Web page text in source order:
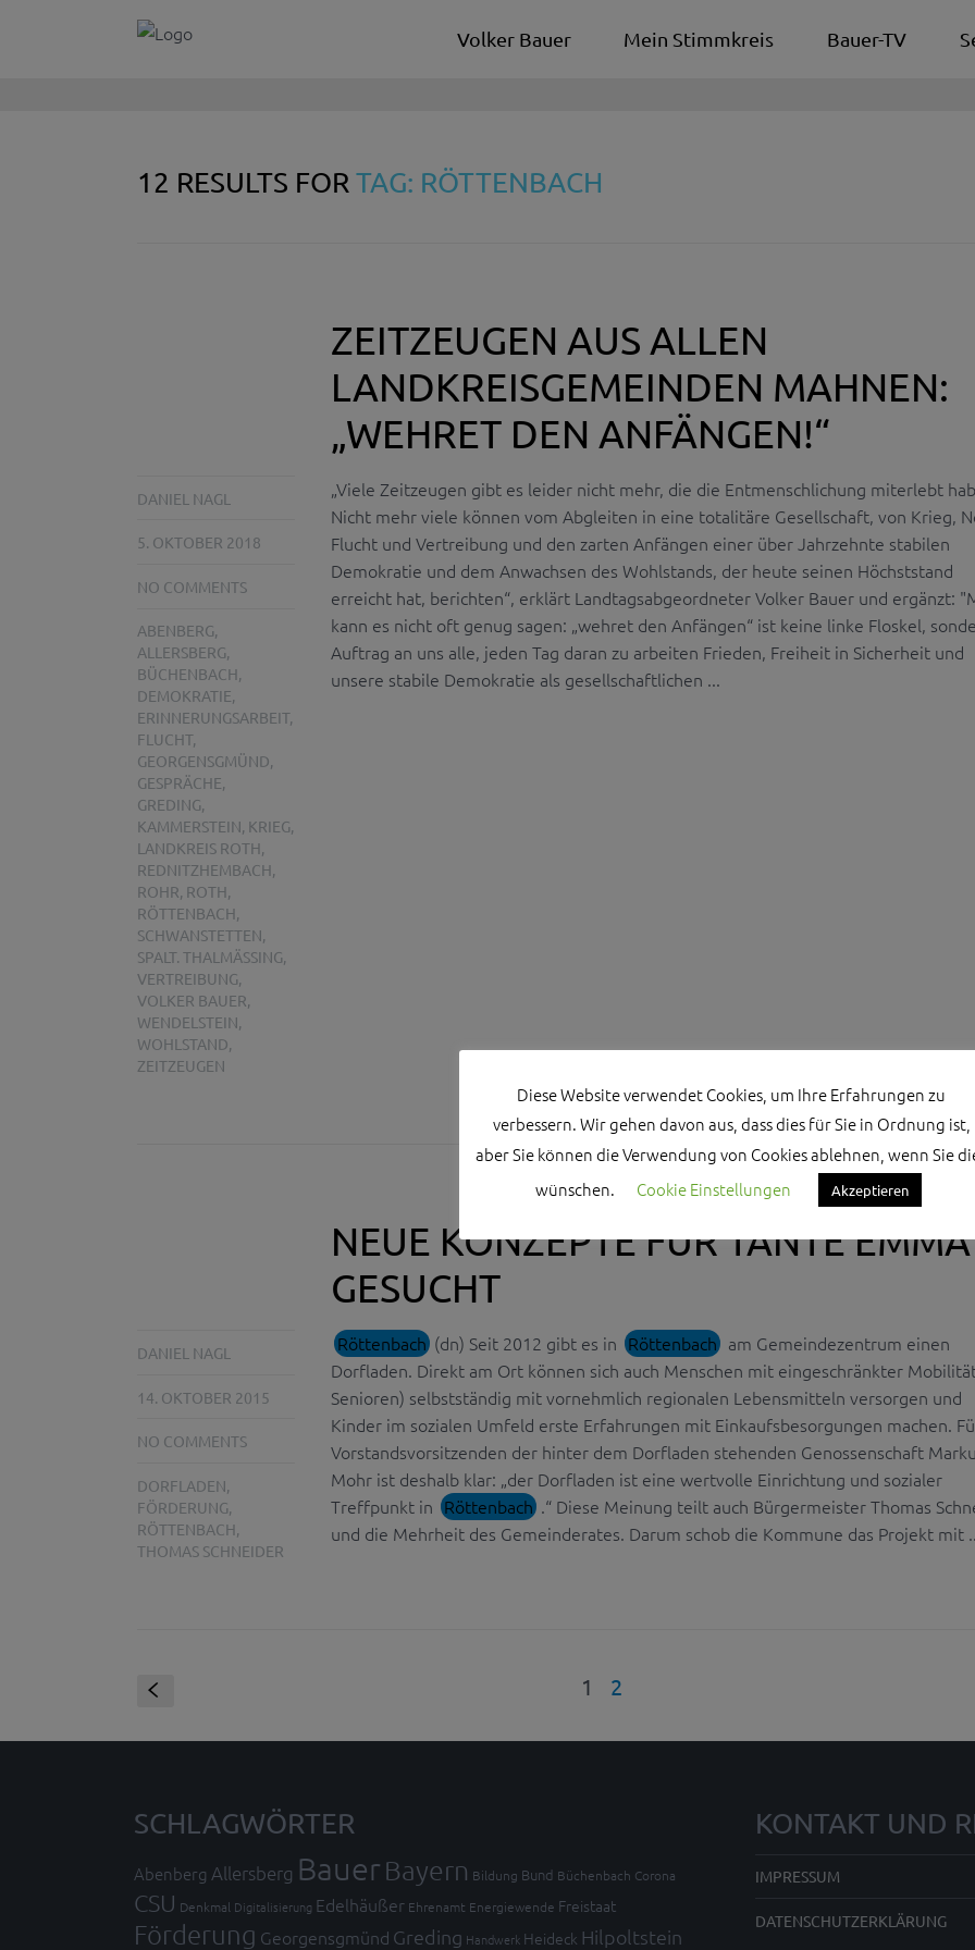
Volker Bauer Mein Stimmkreis Bauer-TV
12 RESULTS FOR TAG: RÖTTENBACH
ZEITZEUGEN AUS ALLEN
LANDKREISGEMEINDEN MAHNEN:
„WEHRET DEN ANFÄNGEN!“
DANIEL NAGL
5. OKTOBER 2018
NO COMMENTS
ABENBERG,
ALLERSBERG,
BÜCHENBACH,
DEMOKRATIE,
ERINNERUNGSARBEIT,
FLUCHT,
GEORGENSGMÜND,
GESPRÄCHE,
GREDING,
KAMMERSTEIN, KRIEG,
LANDKREIS ROTH,
REDNITZHEMBACH,
ROHR, ROTH,
RÖTTENBACH,
SCHWANSTETTEN,
SPALT. THALMÄSSING,
VERTREIBUNG,
VOLKER BAUER,
WENDELSTEIN,
WOHLSTAND,
ZEITZEUGEN
„Viele Zeitzeugen gibt es leider nicht mehr, die die Entmenschlichung miterlebt
Nicht mehr viele können vom Abgleiten in eine totalitäre Gesellschaft, von Krieg,
Flucht und Vertreibung und den zarten Anfängen einer über Jahrzehnte stabilen
Demokratie und dem Anwachsen des Wohlstands, der heute seinen Höchststand
erreicht hat, berichten“, erklärt Landtagsabgeordneter Volker Bauer und ergänzt:
kann es nicht oft genug sagen: „wehret den Anfängen“ ist keine linke Floskel,
Auftrag an uns alle, jeden Tag daran zu arbeiten Frieden, Freiheit in Sicherheit und
unsere stabile Demokratie als gesellschaftlichen ...
NEUE KONZEPTE FÜR TANTE EMMA
GESUCHT
DANIEL NAGL
14. OKTOBER 2015
NO COMMENTS
DORFLADEN,
FÖRDERUNG,
RÖTTENBACH,
THOMAS SCHNEIDER
Röttenbach (dn) Seit 2012 gibt es in Röttenbach am Gemeindezentrum einen
Dorfladen. Direkt am Ort können sich auch Menschen mit eingeschränkter
Senioren) selbstständig mit vornehmlich regionalen Lebensmitteln versorgen und
Kinder im sozialen Umfeld erste Erfahrungen mit Einkaufsbesorgungen machen.
Vorstandsvorsitzenden der hinter dem Dorfladen stehenden Genossenschaft
Mohr ist deshalb klar: „der Dorfladen ist eine wertvolle Einrichtung und sozialer
Treffpunkt in Röttenbach .“ Diese Meinung teilt auch Bürgermeister Thomas
und die Mehrheit des Gemeinderates. Darum schob die Kommune das Projekt mit
S 1 2
SCHLAGWÖRTER
Abenberg Allersberg Bauer Bayern Bildung Bund Büchenbach Corona
CSU Denkmal Digitalisierung Edelhäußer Ehrenamt Energiewende Freistaat
Förderung Georgensgmünd Greding Handwerk Heideck Hilpoltstein
KONTAKT UND
IMPRESSUM
DATENSCHUTZERKLÄRUNG
Diese Website verwendet Cookies, um Ihre Erfahrungen zu
verbessern. Wir gehen davon aus, dass dies für Sie in Ordnung ist,
aber Sie können die Verwendung von Cookies ablehnen, wenn Sie
wünschen.
Cookie Einstellungen Akzeptieren